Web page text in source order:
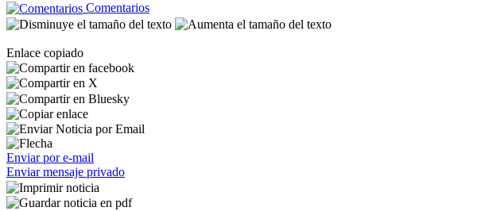
Comentarios
Enlace copiado
Enviar por e-mail
Enviar mensaje privado